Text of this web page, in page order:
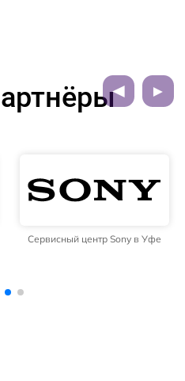
Сервисный центр Sony в Уфе